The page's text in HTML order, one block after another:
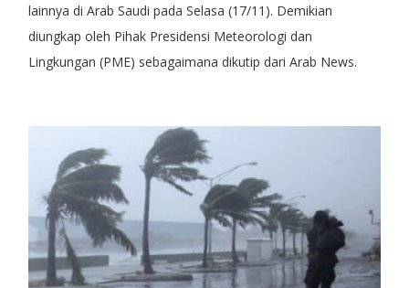
lainnya di Arab Saudi pada Selasa (17/11). Demikian
diungkap oleh Pihak Presidensi Meteorologi dan
Lingkungan (PME) sebagaimana dikutip dari Arab News.